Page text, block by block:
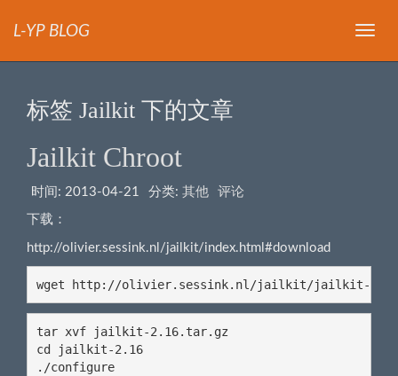
导
L-YP BLOG
标签 Jailkit 下的文章
Jailkit Chroot
时间: 2013-04-21 分类: 其他 评论
下载：
http://olivier.sessink.nl/jailkit/index.html#download
wget http://olivier.sessink.nl/jailkit/jailkit-
tar xvf jailkit-2.16.tar.gz
cd jailkit-2.16
./configure